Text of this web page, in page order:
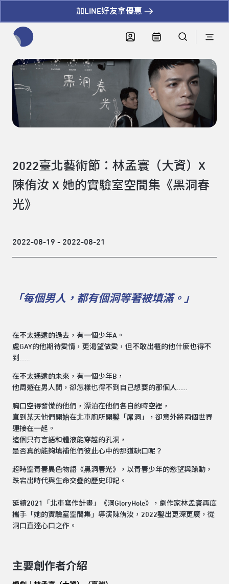
加LINE好友拿優惠
2022臺北藝術節：林孟寰（大資）X
陳侑汝 X 她的實驗室空間集《黑洞春
光》
2022-08-19 - 2022-08-21
「每個男人，都有個洞等著被填滿。」
在不太遙遠的過去，有一個少年A。
處GAY的他期待愛情，更渴望做愛，但不敢出櫃的他什麼也得不
到……
在不太遙遠的未來，有一個少年B，
他周遊在男人間，卻怎樣也得不到自己想要的那個人……
胸口空得發慌的他們，漂泊在他們各自的時空裡，
直到某天他們開始在北車廁所開鑿「屌洞」，卻意外將兩個世界
連接在一起。
這個只有言語和體液能穿越的孔洞，
是否真的能夠填補他們彼此心中的那道缺口呢？
超時空青春異色物語《黑洞春光》，以青春少年的慾望與躁動，
跌宕出時代與生命交疊的歷史印記。
延續2021「北車寫作計畫」《洞GloryHole》，劇作家林孟寰再度
攜手「她的實驗室空間集」導演陳侑汝，2022鑿出更深更廣，從
洞口直達心口之作。
主要創作者介紹